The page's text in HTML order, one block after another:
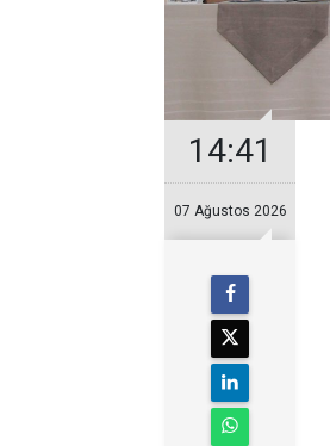
14:41
07 Ağustos 2026